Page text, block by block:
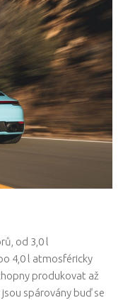
od 3,0 l
4,0 l atmosféricky
produkovat až
spárovány buď se